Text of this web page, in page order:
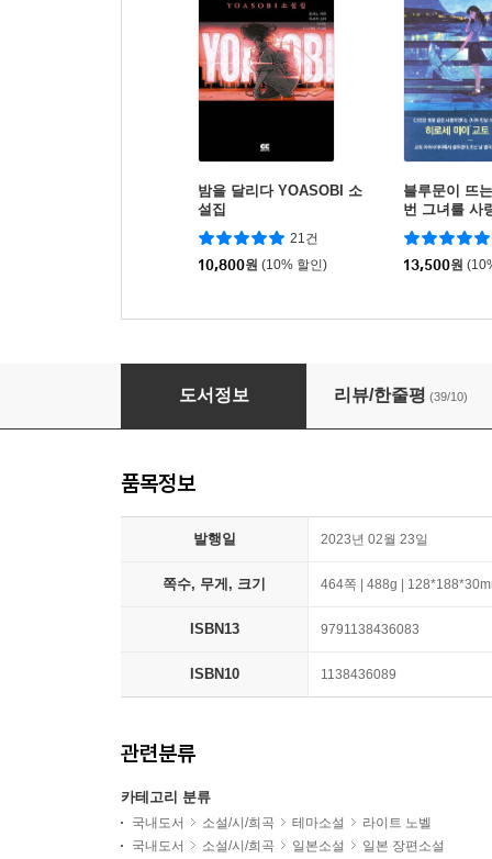
밤을 달리다 YOASOBI 소
설집
21건
10,800원 (10% 할인)
블루문이 뜨
번 그녀를 사
13,500원
이 마음도 언젠가 잊혀질 거야
도서정보 리뷰/한줄평 (39/10)
품목정보
발행일 2023년 02월 23일
쪽수, 무게, 크기 464쪽 | 488g |
ISBN13 9791138436083
ISBN10 1138436089
관련분류
카테고리 분류
국내도서 소설/시/희곡 테마소설
라이트 노벨
국내도서
소설/시/희곡 일본소설
일본 장편소설